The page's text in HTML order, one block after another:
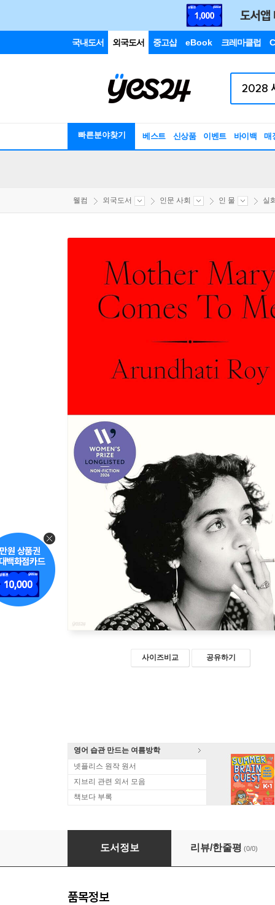
국내도서 외국도서 중고샵 eBook 크레마클럽
빠른분야찾기 베스트 신상품 이벤트 바이백 매
웰컴 외국도서 인문 사회 인 물 실
사이즈비교 공유하기
영어 습관 만드는 여름방학
넷플리스 원작 원서
지브리 관련 외서 모음
책보다 부록
Mother Mary Comes To Me
도서정보 리뷰/한줄평 (0/0)
품목정보